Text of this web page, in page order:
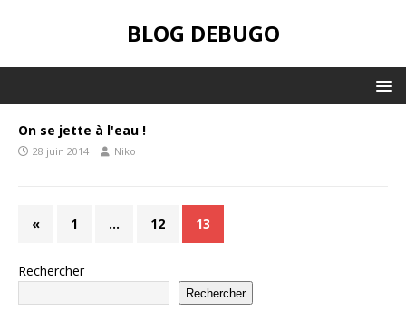
BLOG DEBUGO
On se jette à l'eau !
28 juin 2014 Niko
« 1 … 12 13
Rechercher
Rechercher